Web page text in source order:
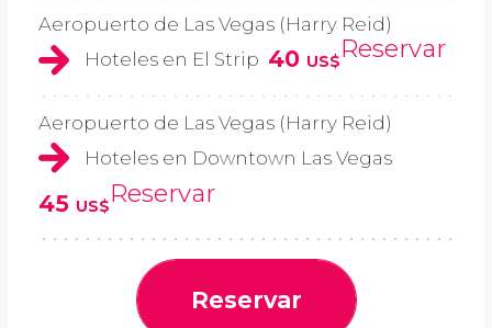
Aeropuerto de Las Vegas (Harry Reid)
Hoteles en El Strip 40 US$Reservar
Aeropuerto de Las Vegas (Harry Reid)
Hoteles en Downtown Las Vegas
45 US$Reservar
Reservar